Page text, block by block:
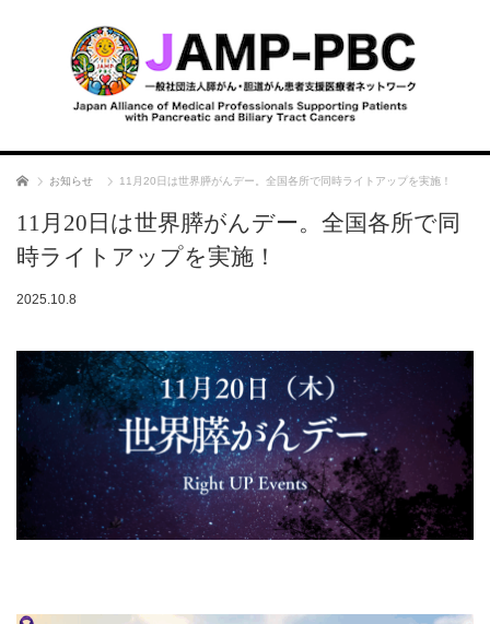
ホーム お知らせ 11月20日は世界膵がんデー。全国各所で同時ライトアップを実施！
11月20日は世界膵がんデー。全国各所で同
時ライトアップを実施！
2025.10.8